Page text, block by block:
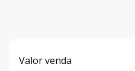
Valor venda